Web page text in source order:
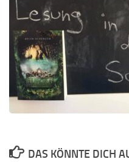
DAS KÖNNTE DICH